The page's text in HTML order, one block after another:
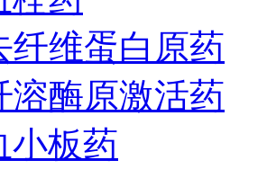
纤维蛋白原药
溶酶原激活药
小板药